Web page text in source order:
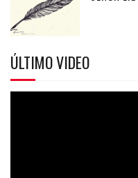
ÚLTIMO VIDEO